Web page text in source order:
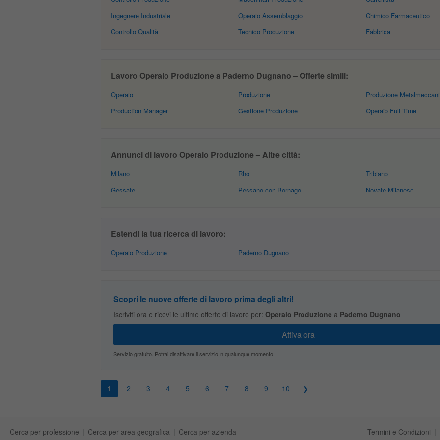
Ingegnere Industriale
Controllo Qualità
Operaio Assemblaggio
Tecnico Produzione
Chimico Farmaceutico
Fabbrica
Lavoro Operaio Produzione a Paderno Dugnano – Offerte simili:
Operaio
Production Manager
Produzione
Gestione Produzione
Produzione
Operaio Full Time
Annunci di lavoro Operaio Produzione – Altre città:
Milano
Gessate
Rho
Pessano con Bornago
Tribiano
Novate Milanese
Estendi la tua ricerca di lavoro:
Operaio Produzione Paderno Dugnano
Scopri le nuove offerte di lavoro prima degli altri!
Iscriviti ora e ricevi le ultime offerte di lavoro per: Operaio Produzione a Paderno Dugnano
Servizio gratuito. Potrai disattivare il servizio in qualunque momento
1 2 3 4 5 6 7 8 9 10
Cerca per professione Cerca per area geografica Cerca per azienda Termini e Condizioni